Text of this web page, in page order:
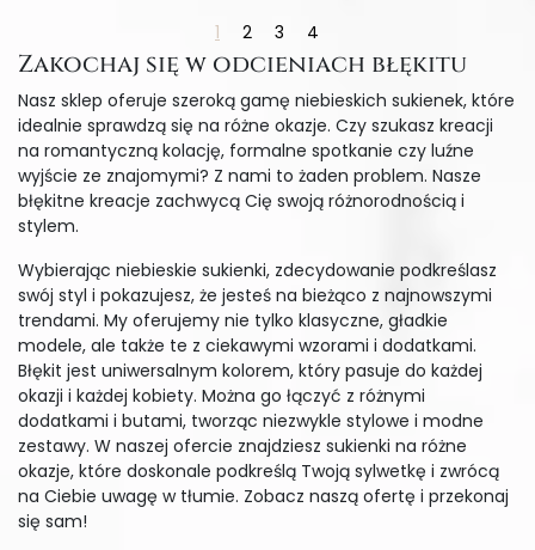
1 2 3 4
Zakochaj się w odcieniach błękitu
Nasz sklep oferuje szeroką gamę niebieskich sukienek, które
idealnie sprawdzą się na różne okazje. Czy szukasz kreacji
na romantyczną kolację, formalne spotkanie czy luźne
wyjście ze znajomymi? Z nami to żaden problem. Nasze
błękitne kreacje zachwycą Cię swoją różnorodnością i
stylem.
Wybierając niebieskie sukienki, zdecydowanie podkreślasz
swój styl i pokazujesz, że jesteś na bieżąco z najnowszymi
trendami. My oferujemy nie tylko klasyczne, gładkie
modele, ale także te z ciekawymi wzorami i dodatkami.
Błękit jest uniwersalnym kolorem, który pasuje do każdej
okazji i każdej kobiety. Można go łączyć z różnymi
dodatkami i butami, tworząc niezwykle stylowe i modne
zestawy. W naszej ofercie znajdziesz sukienki na różne
okazje, które doskonale podkreślą Twoją sylwetkę i zwrócą
na Ciebie uwagę w tłumie. Zobacz naszą ofertę i przekonaj
się sam!